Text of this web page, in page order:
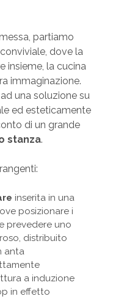
partiamo
dove la
insieme, la cucina
immaginazione.
una soluzione su
ed esteticamente
di un grande
stanza.
inserita in una
posizionare i
prevedere uno
distribuito
anta
a induzione
in effetto